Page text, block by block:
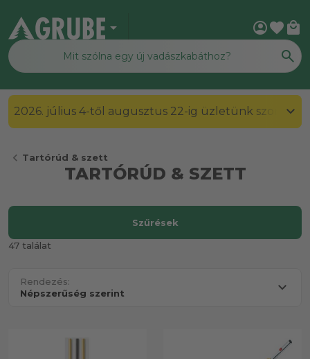
arrow_drop_down account_circlefavorite local_mall
2026. július 4-től augusztus 22-ig üzletünk
chevron_left Tartórúd & szett
TARTÓRÚD & SZETT
47 találat
Rendezés:
Szűrések